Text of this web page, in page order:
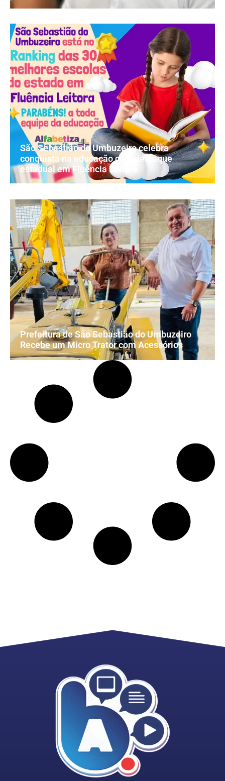
São Sebastião do Umbuzeiro celebra
conquista na educação com destaque
estadual em Fluência Leitora
Prefeitura de São Sebastião do Umbuzeiro
Recebe um Micro Trator com Acessórios